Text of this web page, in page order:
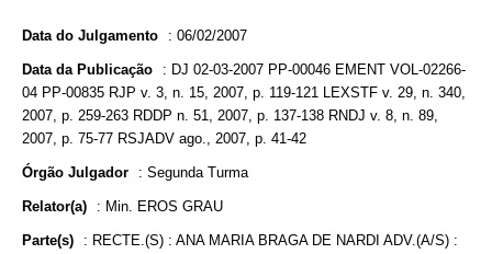
Data do Julgamento : 06/02/2007
Data da Publicação : DJ 02-03-2007 PP-00046 EMENT VOL-02266-
04 PP-00835 RJP v. 3, n. 15, 2007, p. 119-121 LEXSTF v. 29, n. 340,
2007, p. 259-263 RDDP n. 51, 2007, p. 137-138 RNDJ v. 8, n. 89,
2007, p. 75-77 RSJADV ago., 2007, p. 41-42
Órgão Julgador : Segunda Turma
Relator(a) : Min. EROS GRAU
Parte(s) : RECTE.(S) : ANA MARIA BRAGA DE NARDI ADV.(A/S) :